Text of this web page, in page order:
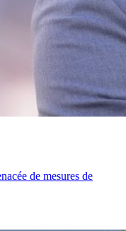
de mesures de